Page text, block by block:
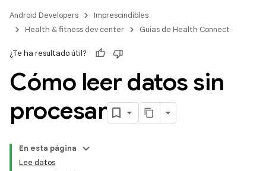
Android Developers
Imprescindibles
Health & fitness dev center
Guías de Health Connect
¿Te ha resultado útil?
Cómo leer datos sin
procesar
En esta página
Lee datos